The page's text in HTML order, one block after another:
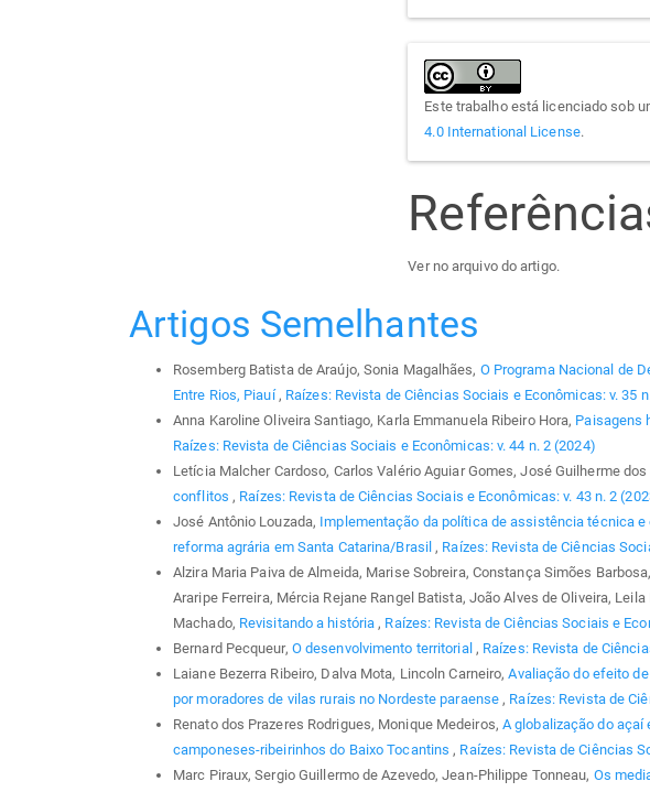
Este trabalho está licenciado sob
4.0 International License.
Ver no arquivo do artigo.
Artigos Semelhantes
Rosemberg Batista de Araújo, Sonia Magalhães, O Programa Nacional de
Entre Rios, Piauí, Raízes: Revista de Ciências Sociais e Econômicas: v. 35
Anna Karoline Oliveira Santiago, Karla Emmanuela Ribeiro Hora, Paisagens
Raízes: Revista de Ciências Sociais e Econômicas: v. 44 n. 2 (2024)
Letícia Malcher Cardoso, Carlos Valério Aguiar Gomes, José Guilherme
conflitos , Raízes: Revista de Ciências Sociais e Econômicas: v. 43 n. 2
José Antônio Louzada, Implementação da política de assistência técnica
reforma agrária em Santa Catarina/Brasil, Raízes: Revista de Ciências
Alzira Maria Paiva de Almeida, Marise Sobreira, Constança Simões
Araripe Ferreira, Mércia Rejane Rangel Batista, João Alves de Oliveira,
Machado, Revisitando a história, Raízes: Revista de Ciências Sociais e
Bernard Pecqueur, O desenvolvimento territorial , Raízes: Revista de
Laiane Bezerra Ribeiro, Dalva Mota, Lincoln Carneiro,Avaliação do efeito
por moradores de vilas rurais no Nordeste paraense, Raízes: Revista de
Renato dos Prazeres Rodrigues, Monique Medeiros, A globalização do
camponeses-ribeirinhos do Baixo Tocantins, Raízes: Revista de Ciências
Marc Piraux, Sergio Guillermo de Azevedo, Jean-Philippe Tonneau, Os